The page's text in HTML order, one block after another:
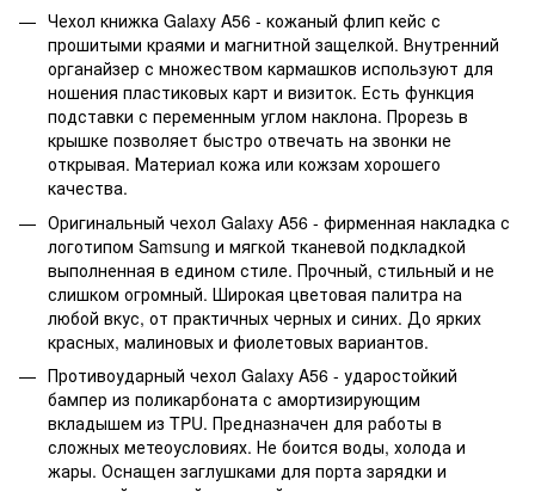
Чехол книжка Galaxy A56 - кожаный флип кейс с
прошитыми краями и магнитной защелкой. Внутренний
органайзер с множеством кармашков используют для
ношения пластиковых карт и визиток. Есть функция
подставки с переменным углом наклона. Прорезь в
крышке позволяет быстро отвечать на звонки не
открывая. Материал кожа или кожзам хорошего
качества.
Оригинальный чехол Galaxy A56 - фирменная накладка с
логотипом Samsung и мягкой тканевой подкладкой
выполненная в едином стиле. Прочный, стильный и не
слишком огромный. Широкая цветовая палитра на
любой вкус, от практичных черных и синих. До ярких
красных, малиновых и фиолетовых вариантов.
Противоударный чехол Galaxy A56 - ударостойкий
бампер из поликарбоната с амортизирующим
вкладышем из TPU. Предназначен для работы в
сложных метеоусловиях. Не боится воды, холода и
жары. Оснащен заглушками для порта зарядки и